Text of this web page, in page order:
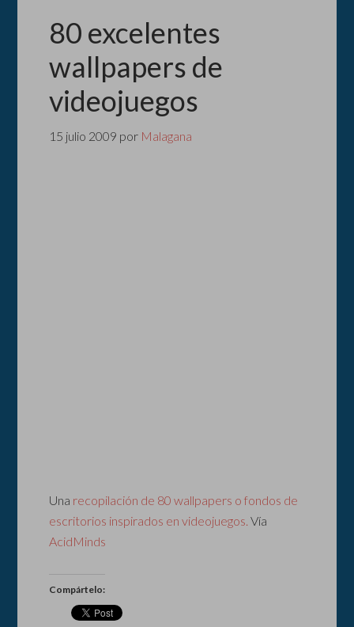
80 excelentes
wallpapers de
videojuegos
15 julio 2009 por Malagana
Una recopilación de 80 wallpapers o fondos de
escritorios inspirados en videojuegos.Vía
AcidMinds
Compártelo: